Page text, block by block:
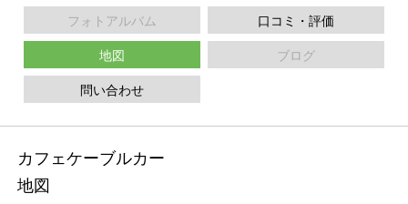
フォトアルバム 口コミ・評価
地図 ブログ
問い合わせ
カフェケーブルカー
地図